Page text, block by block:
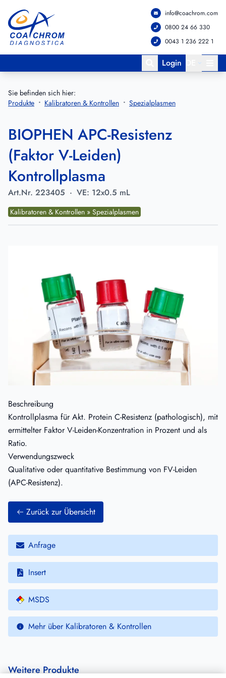
Zum Hauptmenü springen
Zum Hauptinhalt springen
info@coachrom.com
0800 24 66 330
0043 1 236 222 1
Login
Sie befinden sich hier:
Produkte
Kalibratoren & Kontrollen Spezialplasmen
BIOPHEN APC-Resistenz
(Faktor V-Leiden)
Kontrollplasma
Art.Nr. 223405 · VE: 12x0.5 mL
Kalibratoren & Kontrollen » Spezialplasmen
Beschreibung
Kontrollplasma für Akt. Protein C-Resistenz (pathologisch), mit
ermittelter Faktor V-Leiden-Konzentration in Prozent und als
Ratio.
Verwendungszweck
Qualitative oder quantitative Bestimmung von FV-Leiden
(APC-Resistenz).
Zurück zur Übersicht
Anfrage
Insert
MSDS
Mehr über Kalibratoren & Kontrollen
Weitere Produkte